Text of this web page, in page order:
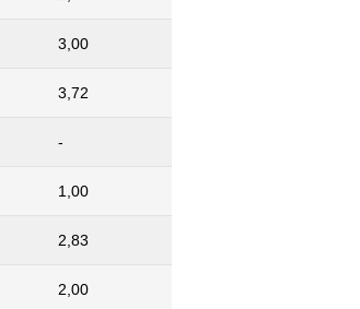
3,00
3,72
-
1,00
2,83
2,00